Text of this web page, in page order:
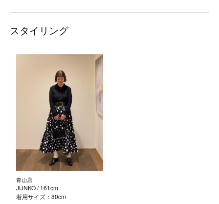
スタイリング
青山店
JUNKO/ 161cm
着用サイズ：80cm